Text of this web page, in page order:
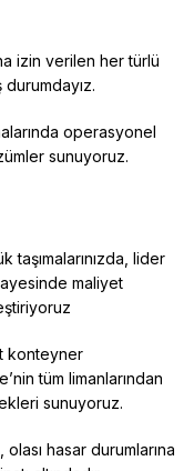
izin verilen her türlü
.
operasyonel
sunuyoruz.
lider
maliyet
konteyner
tüm limanlarından
sunuyoruz.
olası hasar durumlarına